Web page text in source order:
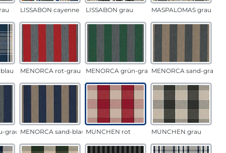
LISSABON cayenne LISSABON grau MASPALOMAS grau
MENORCA rot-grau MENORCA grün-grau MENORCA sand-grau
grau MENORCA sand-blau MÜNCHEN rot MÜNCHEN grau